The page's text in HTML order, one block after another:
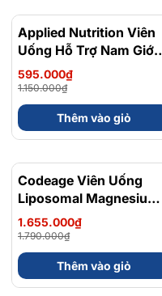
- 48%
Applied Nutrition Viên
Uống Hỗ Trợ Nam Giới
120 viên - Chính Ngạch
Anh Quốc, Bán Chạy
595.000₫
1.150.000₫
Thêm vào giỏ
- 8%
Codeage Viên Uống
Liposomal Magnesium
Magie Glycinate Hữu Cơ
240 Viên - Chính Ngạch
Mỹ, Xuất VAT
1.655.000₫
1.790.000₫
Thêm vào giỏ